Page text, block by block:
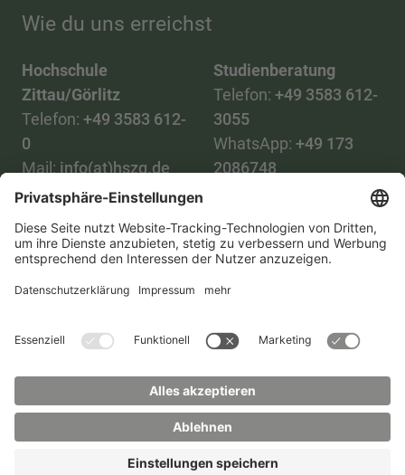
Wie du uns erreichst
Hochschule
Zittau/Görlitz
Telefon: +49 3583 612-
0
Mail: info(at)hszg.de
Studienberatung
Telefon: +49 3583 612-
3055
WhatsApp: +49 173
2086748
Alle StudiengängeDatenschutz
ImpressumBarrierefreiheitPresse